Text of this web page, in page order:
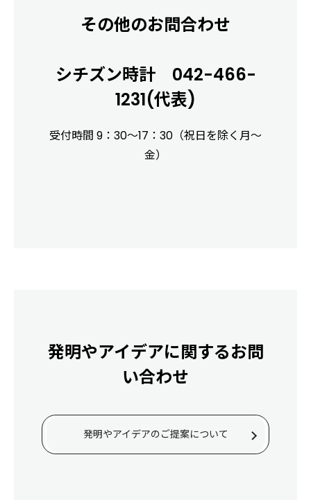
その他のお問合わせ
シチズン時計 042-466-
1231(代表)
受付時間 9：30～17：30（祝日を除く月～
金）
発明やアイデアに関するお問
い合わせ
発明やアイデアのご提案について